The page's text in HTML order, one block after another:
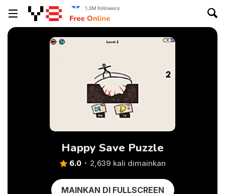
Happy Save Puzzle
6.0 2,639 kali dimainkan
MAINKAN DI FULLSCREEN